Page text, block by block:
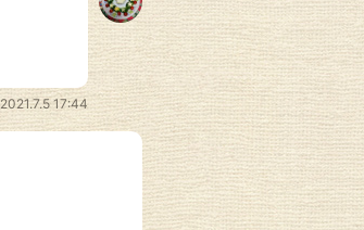
2021.7.5 17:44